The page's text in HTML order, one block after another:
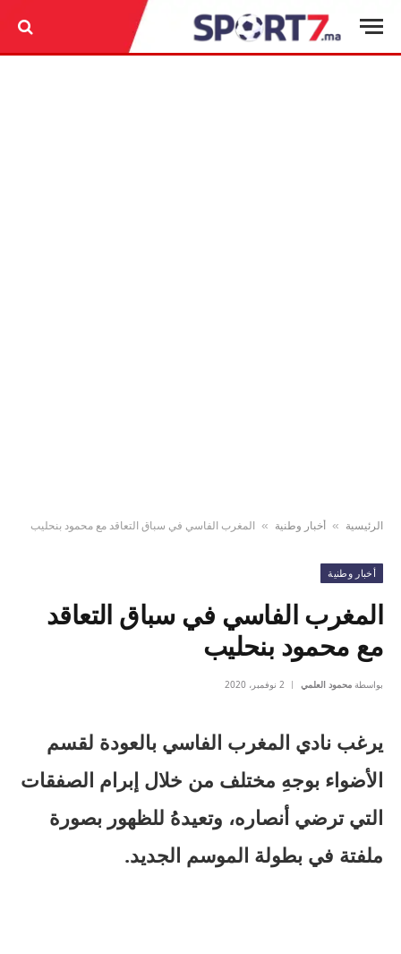
الرئيسية » أخبار وطنية » المغرب الفاسي في سباق التعاقد مع محمود بنحليب
أخبار وطنية
المغرب الفاسي في سباق التعاقد
مع محمود بنحليب
بواسطة محمود العلمي 2 نوفمبر، 2020
يرغب نادي المغرب الفاسي بالعودة لقسم
الأضواء بوجهِ مختلف من خلال إبرام الصفقات
التي ترضي أنصاره، وتعيدهُ للظهور بصورة
ملفتة في بطولة الموسم الجديد.